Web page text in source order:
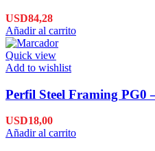
USD84,28
Añadir al carrito
Quick view
Add to wishlist
Perfil Steel Framing PG0
USD18,00
Añadir al carrito